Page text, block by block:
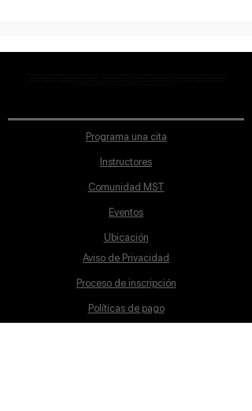
Programa una cita
Instructores
Comunidad MST
Eventos
Ubicación
Aviso de Privacidad
Proceso de inscripción
Políticas de pago